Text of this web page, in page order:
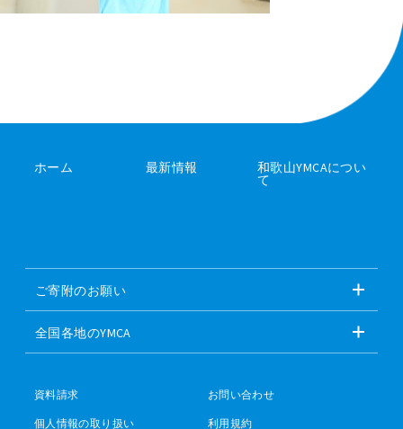
ホーム 最新情報 和歌山YMCAについ
て
ご寄附のお願い
全国各地のYMCA
資料請求 お問い合わせ
個人情報の取り扱い 利用規約